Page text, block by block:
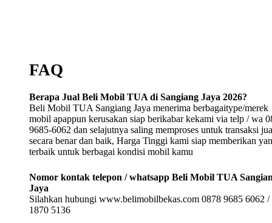
FAQ
Berapa Jual Beli Mobil TUA di Sangiang Jaya 2026?
Beli Mobil TUA Sangiang Jaya menerima berbagaitype/merek
mobil apappun kerusakan siap berikabar kekami via telp / wa
9685-6062 dan selajutnya saling memproses untuk transaksi
secara benar dan baik, Harga Tinggi kami siap memberikan
terbaik untuk berbagai kondisi mobil kamu
Nomor kontak telepon / whatsapp Beli Mobil TUA
Jaya
Silahkan hubungi www.belimobilbekas.com 0878 9685 6062 /
1870 5136